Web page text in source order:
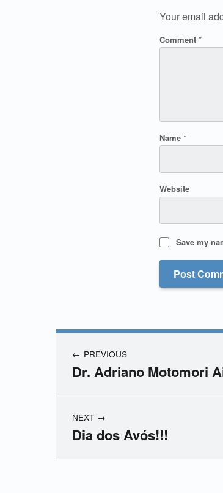
Your email
Comment*
Name*
Website
Save my
PREVIOUS
Dr. Adriano Motomori
NEXT
Dia dos Avós!!!
Skip back to main navigation